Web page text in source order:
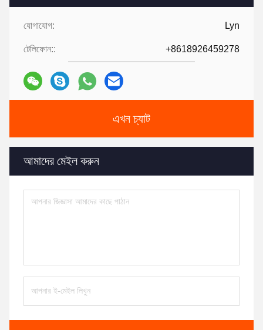
যোগাযোগ: Lyn
টেলিফোন:: +8618926459278
এখন চ্যাট
আমাদের মেইল করুন